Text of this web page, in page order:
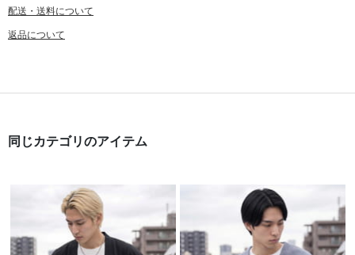
配送・送料について
返品について
同じカテゴリのアイテム